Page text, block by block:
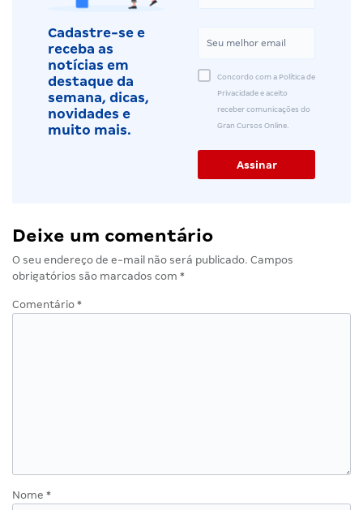
Cadastre-se e
receba as
notícias em
destaque da
semana, dicas,
novidades e
muito mais.
Concordo com a Política de
Privacidade e aceito
receber comunicações do
Gran Cursos Online.
Deixe um comentário
O seu endereço de e-mail não será publicado. Campos
obrigatórios são marcados com *
Comentário *
Nome *